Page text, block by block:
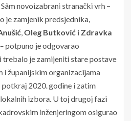
novoizabrani stranački vrh –
je zamjenik predsjednika,
, Oleg Butković i Zdravka
potpuno je odgovarao
trebalo je zamijeniti stare postave
i županijskim organizacijama
potkraj 2020. godine i zatim
izbora. U toj drugoj fazi
inženjeringom osigurao